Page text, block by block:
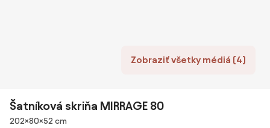
Zobraziť všetky médiá (4)
Šatníková skriňa MIRRAGE 80
Rozmery
202×80×52 cm